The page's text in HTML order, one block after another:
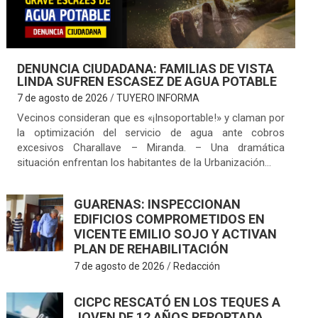
DENUNCIA CIUDADANA: FAMILIAS DE VISTA
LINDA SUFREN ESCASEZ DE AGUA POTABLE
7 de agosto de 2026 TUYERO INFORMA
Vecinos consideran que es «¡Insoportable!» y claman por
la optimización del servicio de agua ante cobros
excesivos Charallave – Miranda. – Una dramática
situación enfrentan los habitantes de la Urbanización…
GUARENAS: INSPECCIONAN
EDIFICIOS COMPROMETIDOS EN
VICENTE EMILIO SOJO Y ACTIVAN
PLAN DE REHABILITACIÓN
7 de agosto de 2026 Redacción
CICPC RESCATÓ EN LOS TEQUES A